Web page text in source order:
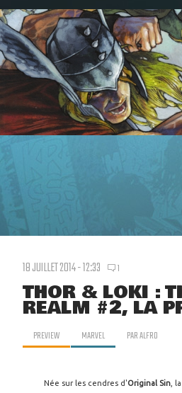
18 JUILLET 2014 - 12:33 1
THOR & LOKI :
REALM #2, LA
PREVIEW MARVEL PARALFRO
Née sur les cendres d'Original Sin ,